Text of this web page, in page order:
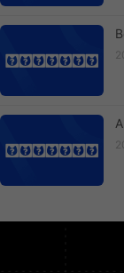
Bentham
Anaheim